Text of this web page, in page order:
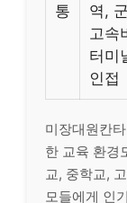
통
역,
고속
터미
인접
미장대원칸
한 교육 환경
교, 중학교,
모들에게 인